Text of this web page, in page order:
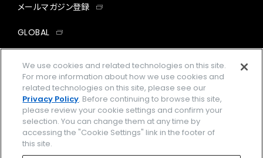
メールマガジン登録
GLOBAL
facebookinstagramtwitter
企業情報 ご利用規約
プライバシーポリシー Cookies Settings
We use cookies and related technologies on this site.
For more information about how we use cookies and
related technologies on this site, please see our
Privacy Policy. Before continuing to browse this site,
please review your cookie settings and confirm your
selection. You can change them at any time by
accessing the "Cookie Settings" link in the footer of
this site.